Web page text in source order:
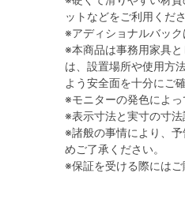
ットなどをご利用くだ
※アディショナルバック
※本商品は事務用家具
は、設置場所や使用方
よう安全面を十分にご
※モニターの発色によっ
※表示寸法と実寸の寸法
※諸般の事情により、
めご了承ください。
※保証を受ける際にはご